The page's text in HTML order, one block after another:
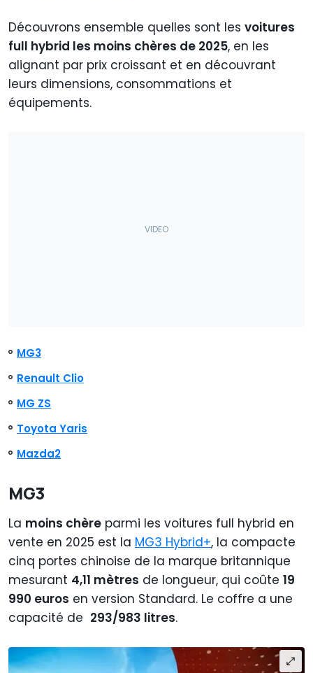
Découvrons ensemble quelles sont les voitures
full hybrid les moins chères de 2025, en les
alignant par prix croissant et en découvrant
leurs dimensions, consommations et
équipements.
MG3
Renault Clio
MG ZS
Toyota Yaris
Mazda2
MG3
La moins chère parmi les voitures full hybrid en
vente en 2025 est la MG3 Hybrid+, la compacte
cinq portes chinoise de la marque britannique
mesurant 4,11 mètres de longueur, qui coûte 19
990 euros en version Standard. Le coffre a une
capacité de 293/983 litres.